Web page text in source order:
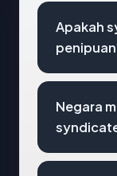
Apakah
Negara